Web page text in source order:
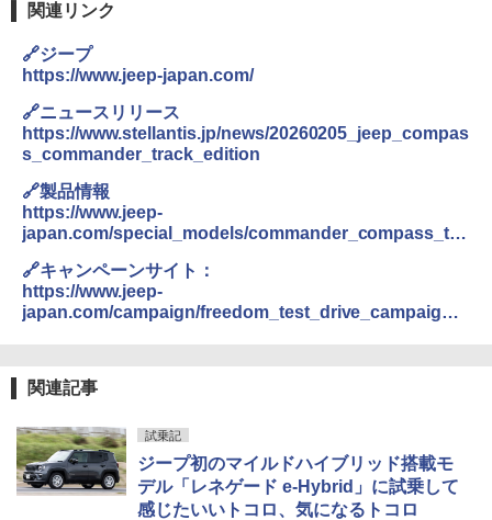
関連リンク
🔗ジープ
https://www.jeep-japan.com/
🔗ニュースリリース
https://www.stellantis.jp/news/20260205_jeep_compas
s_commander_track_edition
🔗製品情報
https://www.jeep-
japan.com/special_models/commander_compass_tra
🔗キャンペーンサイト：
https://www.jeep-
japan.com/campaign/freedom_test_drive_campaign_j
関連記事
試乗記
ジープ初のマイルドハイブリッド搭載モ
デル「レネゲード e-Hybrid」に試乗して
感じたいいトコロ、気になるトコロ